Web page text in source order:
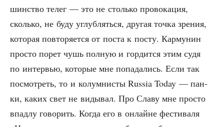
шин­ство телег — это не столь­ко про­во­ка­ция,
сколь­ко, не буду углуб­лять­ся, дру­гая точ­ка зре­ния,
кото­рая повто­ря­ет­ся от поста к посту. Кар­му­нин
про­сто порет чушь пол­ную и гор­дит­ся этим судя
по интер­вью, кото­рые мне попа­да­лись. Если так
посмот­реть, то и колум­ни­сты Russia Today — пан­
ки, каких свет не виды­вал. Про Сла­ву мне про­сто
впад­лу гово­рить. Когда его в онлайне фести­ва­ля